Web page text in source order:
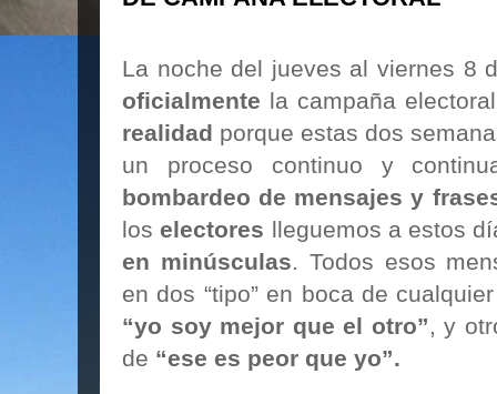
La noche del jueves al viernes 8
oficialmente la campaña
realidad porque estas dos
un proceso continuo y
bombardeo de mensajes y
loselectores lleguemos a estos
en minúsculas. Todos esos
en dos “tipo” en boca de
“yo soy mejor que el otro”, y
de “ese es peor que yo”.